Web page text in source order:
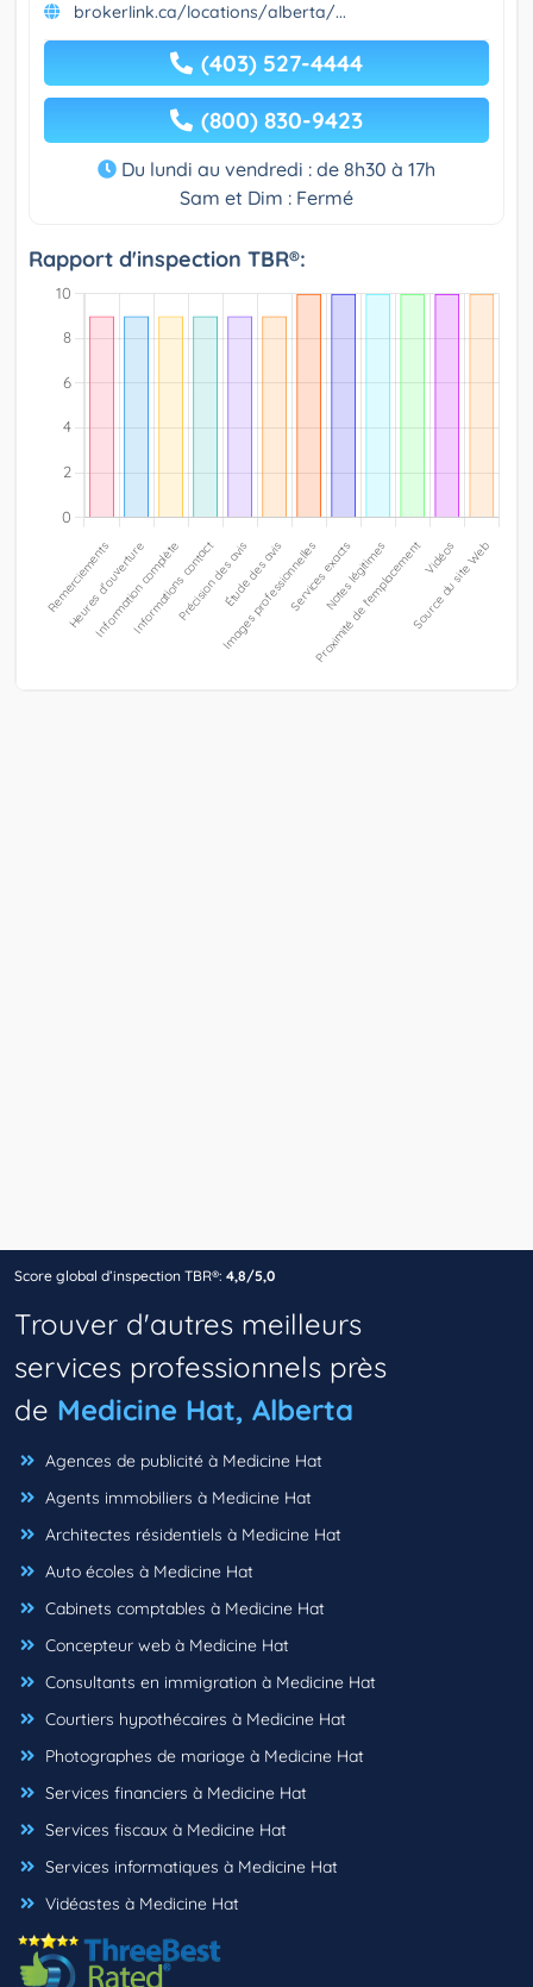
brokerlink.ca/locations/alberta/...
(403) 527-4444
(800) 830-9423
Du lundi au vendredi : de 8h30 à 17h
Sam et Dim : Fermé
Rapport d'inspection TBR®:
Score global d’inspection TBR®: 4,8/5,0
Trouver d'autres meilleurs
services professionnels près
de Medicine Hat, Alberta
Agences de publicité à Medicine Hat
Agents immobiliers à Medicine Hat
Architectes résidentiels à Medicine Hat
Auto écoles à Medicine Hat
Cabinets comptables à Medicine Hat
Concepteur web à Medicine Hat
Consultants en immigration à Medicine Hat
Courtiers hypothécaires à Medicine Hat
Photographes de mariage à Medicine Hat
Services financiers à Medicine Hat
Services fiscaux à Medicine Hat
Services informatiques à Medicine Hat
Vidéastes à Medicine Hat